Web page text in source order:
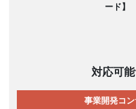
ード】
対応可
事業開発コ